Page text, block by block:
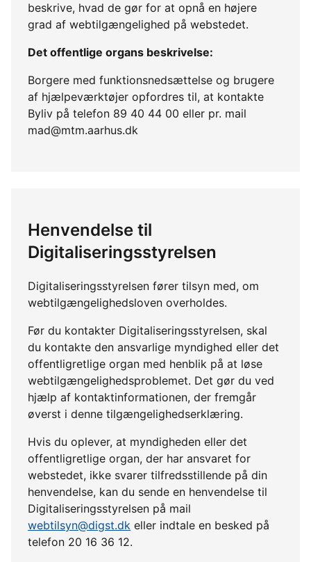
beskrive, hvad de gør for at opnå en højere
grad af webtilgængelighed på webstedet.
Det offentlige organs beskrivelse:
Borgere med funktionsnedsættelse og brugere
af hjælpeværktøjer opfordres til, at kontakte
Byliv på telefon 89 40 44 00 eller pr. mail
mad@mtm.aarhus.dk
Henvendelse til
Digitaliseringsstyrelsen
Digitaliseringsstyrelsen fører tilsyn med, om
webtilgængelighedsloven overholdes.
Før du kontakter Digitaliseringsstyrelsen, skal
du kontakte den ansvarlige myndighed eller det
offentligretlige organ med henblik på at løse
webtilgængelighedsproblemet. Det gør du ved
hjælp af kontaktinformationen, der fremgår
øverst i denne tilgængelighedserklæring.
Hvis du oplever, at myndigheden eller det
offentligretlige organ, der har ansvaret for
webstedet, ikke svarer tilfredsstillende på din
henvendelse, kan du sende en henvendelse til
Digitaliseringsstyrelsen på mail
webtilsyn@digst.dk eller indtale en besked på
telefon 20 16 36 12.